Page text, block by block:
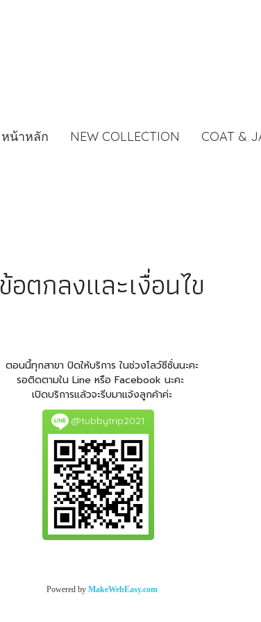
หน้าหลัก NEW COLLECTION COAT &
ข้อตกลงและเงื่อนไข
ตอนนี้ทุกสาขา ปิดให้บริการ ในช่วงโลว์ซีซั่นนะคะ
รอติดตามใน Line หรือ Facebook นะคะ
เปิดบริการแล้วจะรีบมาแจ้งลูกค้าค่ะ
@tubbytrip2021
Powered by MakeWebEasy.com